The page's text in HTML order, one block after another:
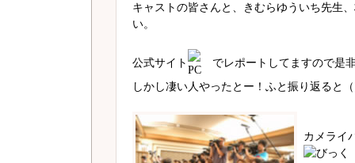
キャストの皆さんと、きむらゆういち先生
い。
公式サイト
でレポートしてますので是
しかし凄い人やったとー！ふと振り返ると
カメライ